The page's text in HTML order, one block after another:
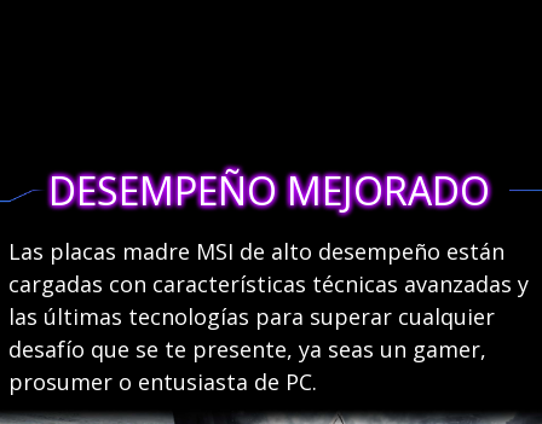
DESEMPEÑO MEJORADO
Las placas madre MSI de alto desempeño están
cargadas con características técnicas avanzadas y
las últimas tecnologías para superar cualquier
desafío que se te presente, ya seas un gamer,
prosumer o entusiasta de PC.